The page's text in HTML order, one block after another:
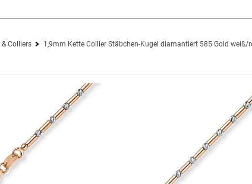
Colliers 1,9mm Kette Collier Stäbchen-Kugel diamantiert 585 Gold weiß/